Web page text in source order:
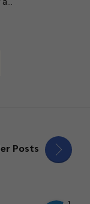
Posts
Google Map